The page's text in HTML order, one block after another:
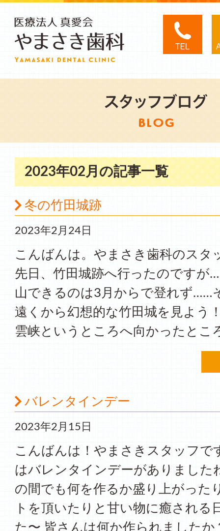
2023年02月の記事一覧
冬の竹田城跡
2023年2月24日
こんばんは。やまさき歯科のス
先日、竹田城跡へ行ったのですが
山できるのは3月からで登れず……
遠くから幻想的な竹田城を見よう
雲峡というところへ向かったとこ
バレンタインデー
2023年2月15日
こんばんは！やまさきスタッフで
はバレンタインデーがありました
の間でも何を作るか盛り上がった
トを頂いたりと甘い物に癒される
た〜 皆さんは何か作られましたか